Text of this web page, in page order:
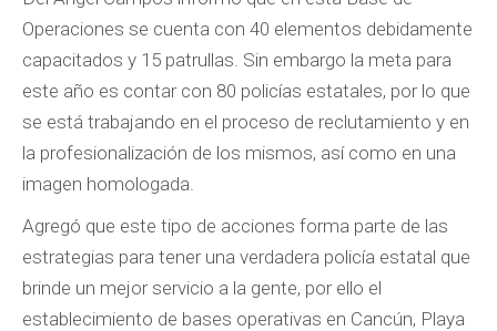
Operaciones se cuenta con 40 elementos debidamente
capacitados y 15 patrullas. Sin embargo la meta para
este año es contar con 80 policías estatales, por lo que
se está trabajando en el proceso de reclutamiento y en
la profesionalización de los mismos, así como en una
imagen homologada.
Agregó que este tipo de acciones forma parte de las
estrategias para tener una verdadera policía estatal que
brinde un mejor servicio a la gente, por ello el
establecimiento de bases operativas en Cancún, Playa